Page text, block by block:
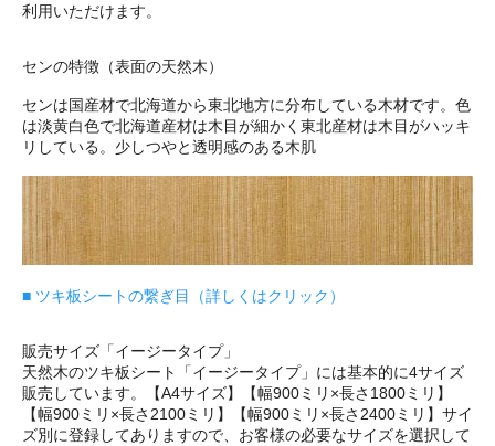
利用いただけます。
センの特徴（表面の天然木）
センは国産材で北海道から東北地方に分布している木材です。色
は淡黄白色で北海道産材は木目が細かく東北産材は木目がハッキ
リしている。少しつやと透明感のある木肌
■ ツキ板シートの繋ぎ目（詳しくはクリック）
販売サイズ「イージータイプ」
天然木のツキ板シート「イージータイプ」には基本的に4サイズ
販売しています。【A4サイズ】【幅900ミリ×長さ1800ミリ】
【幅900ミリ×長さ2100ミリ】【幅900ミリ×長さ2400ミリ】サイ
ズ別に登録してありますので、お客様の必要なサイズを選択して